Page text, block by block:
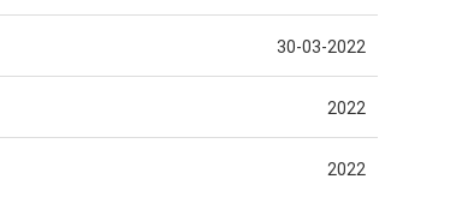
30-03-2022
2022
2022